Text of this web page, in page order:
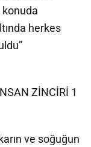
konuda
herkes
ZİNCİRİ 1
ve soğuğun